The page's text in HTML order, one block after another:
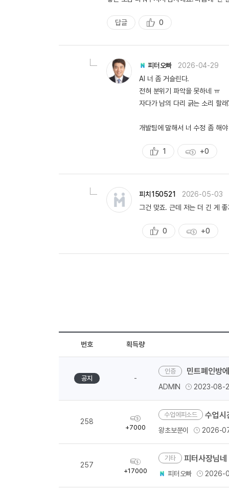
답글
추
천
0
피터오빠
2026-04-29
AI 너 좀 거슬린다.
전혀 분위기 파악을 못하네 ㅠ
자다가 남의 다리 긁는 소리 할
개발팀에 말해서 너 수정 좀 해
추
천
1
획
득
+0
피치150521
2026-05-03
그건 맞죠. 근데 저는 더 긴 게
추
0
획
+0
번호 획득량
공지 -
민트폐인방
ADMIN 2023-08-
258
획
득
+7000
수업에피소드 수업시
왕초보쭌이 2026-
257
획
득
+17000
기타 피터사장님네 조별과
피터오빠 2026-